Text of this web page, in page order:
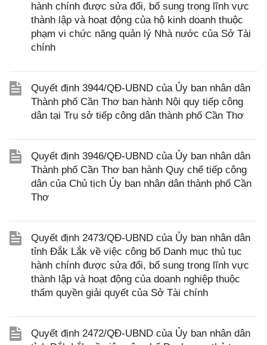
hành chính được sửa đổi, bổ sung trong lĩnh vực
thành lập và hoạt động của hộ kinh doanh thuộc
phạm vi chức năng quản lý Nhà nước của Sở Tài
chính
Quyết định 3944/QĐ-UBND của Ủy ban nhân dân
Thành phố Cần Thơ ban hành Nội quy tiếp công
dân tại Trụ sở tiếp công dân thành phố Cần Thơ
Quyết định 3946/QĐ-UBND của Ủy ban nhân dân
Thành phố Cần Thơ ban hành Quy chế tiếp công
dân của Chủ tịch Ủy ban nhân dân thành phố Cần
Thơ
Quyết định 2473/QĐ-UBND của Ủy ban nhân dân
tỉnh Đắk Lắk về việc công bố Danh mục thủ tục
hành chính được sửa đổi, bổ sung trong lĩnh vực
thành lập và hoạt động của doanh nghiệp thuộc
thẩm quyền giải quyết của Sở Tài chính
Quyết định 2472/QĐ-UBND của Ủy ban nhân dân